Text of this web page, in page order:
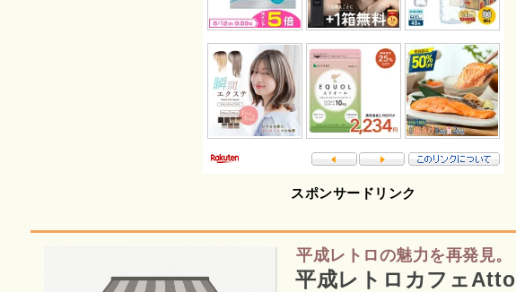
スポンサードリンク
平成レトロの魅力を再発見。
平成レトロカフェAtto